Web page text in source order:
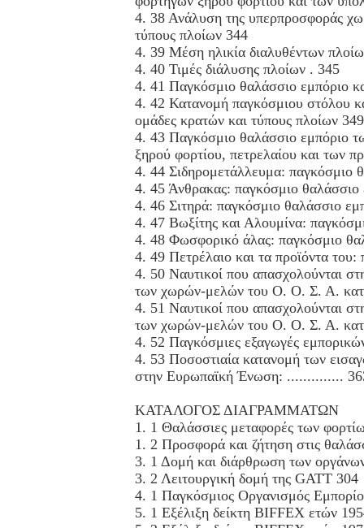
4. 38 Ανάλυση της υπερπροσφοράς
τύπους πλοίων 344
4. 39 Μέση ηλικία διαλυθέντων
4. 40 Τιμές διάλυσης πλοίων . 345
4. 41 Παγκόσμιο θαλάσσιο εμπόριο
4. 42 Κατανομή παγκόσμιου στόλου
ομάδες κρατών και τύπους πλοίων 349
4. 43 Παγκόσμιο θαλάσσιο εμπόριο
ξηρού φορτίου, πετρελαίου και των
4. 44 Σιδηρομετάλλευμα: παγκόσμιο
4. 45 Άνθρακας: παγκόσμιο θαλάσσιο
4. 46 Σιτηρά: παγκόσμιο θαλάσσιο
4. 47 Βωξίτης και Αλουμίνα:
4. 48 Φωσφορικό άλας: παγκόσμιο
4. 49 Πετρέλαιο και τα προϊόντα
4. 50 Ναυτικοί που απασχολούνται
των χωρών-μελών του Ο. Ο. Σ. Α. κατά
4. 51 Ναυτικοί που απασχολούνται
των χωρών-μελών του Ο. Ο. Σ. Α.
4. 52 Παγκόσμιες εξαγωγές
4. 53 Ποσοστιαία κατανομή των
στην Ευρωπαϊκή Ένωση: ..............
ΚΑΤΑΛΟΓΟΣ ΔΙΑΓΡΑΜΜΑΤΩΝ
1. 1 Θαλάσσιες μεταφορές των
1. 2 Προσφορά και ζήτηση στις
3. 1 Δομή και διάρθρωση των
3. 2 Λειτουργική δομή της GATT 304
4. 1 Παγκόσμιος Οργανισμός
5. 1 Εξέλιξη δείκτη BIFFEX ετών